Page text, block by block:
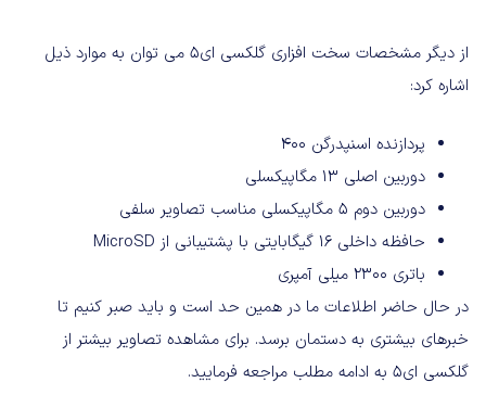
از دیگر مشخصات سخت افزاری گلکسی ای۵ می توان به موارد ذیل
اشاره کرد:
پردازنده اسنپدرگن ۴۰۰
دوربین اصلی ۱۳ مگاپیکسلی
دوربین دوم ۵ مگاپیکسلی مناسب تصاویر سلفی
حافظه داخلی ۱۶ گیگابایتی با پشتیبانی از MicroSD
باتری ۲۳۰۰ میلی آمپری
در حال حاضر اطلاعات ما در همین حد است و باید صبر کنیم تا
خبرهای بیشتری به دستمان برسد. برای مشاهده تصاویر بیشتر از
گلکسی ای۵ به ادامه مطلب مراجعه فرمایید.